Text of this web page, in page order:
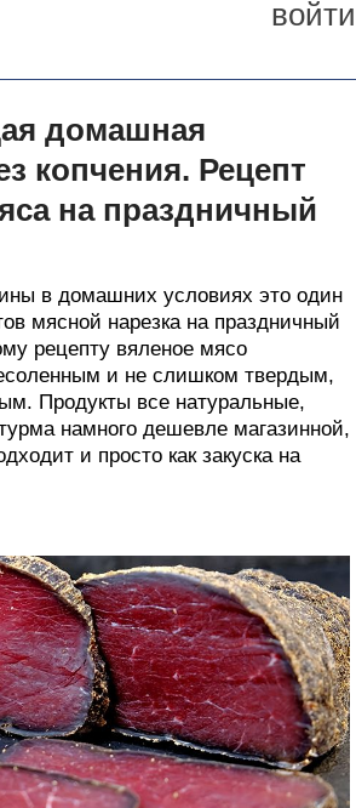
войти
домашная
копчения. Рецепт
на праздничный
в домашних условиях это один
мясной нарезка на праздничный
рецепту вяленое мясо
и не слишком твердым,
Продукты все натуральные,
намного дешевле магазинной,
и просто как закуска на